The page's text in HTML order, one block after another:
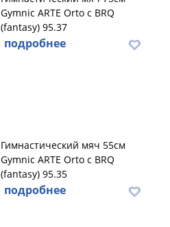
Gymnic ARTE Orto с BRQ
(fantasy) 95.37
подробнее
Гимнастический мяч 55см
Gymnic ARTE Orto с BRQ
(fantasy) 95.35
подробнее